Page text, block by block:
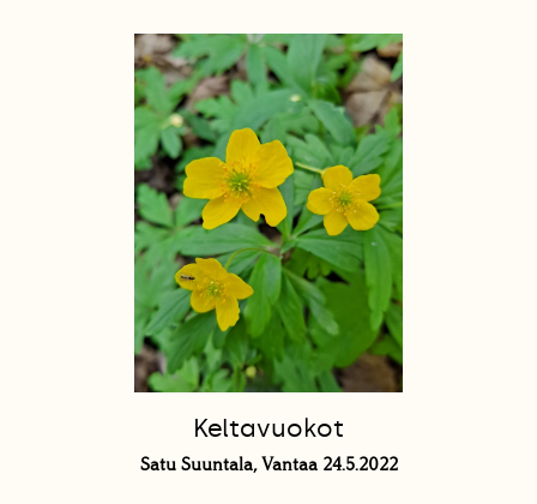
Keltavuokot
Satu Suuntala, Vantaa 24.5.2022